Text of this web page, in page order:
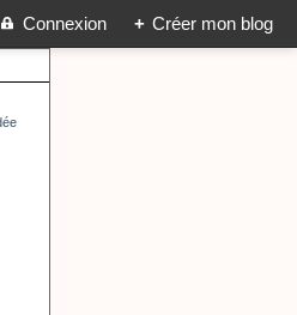
Connexion + Créer mon blog